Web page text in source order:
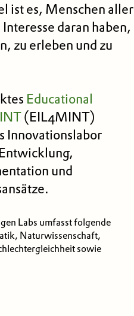
ist es, Menschen aller
daran haben,
zu erleben und zu
Educational
(EIL4MINT)
Innovationslabor
und
Labs umfasst folgende
Naturwissenschaft,
sowie